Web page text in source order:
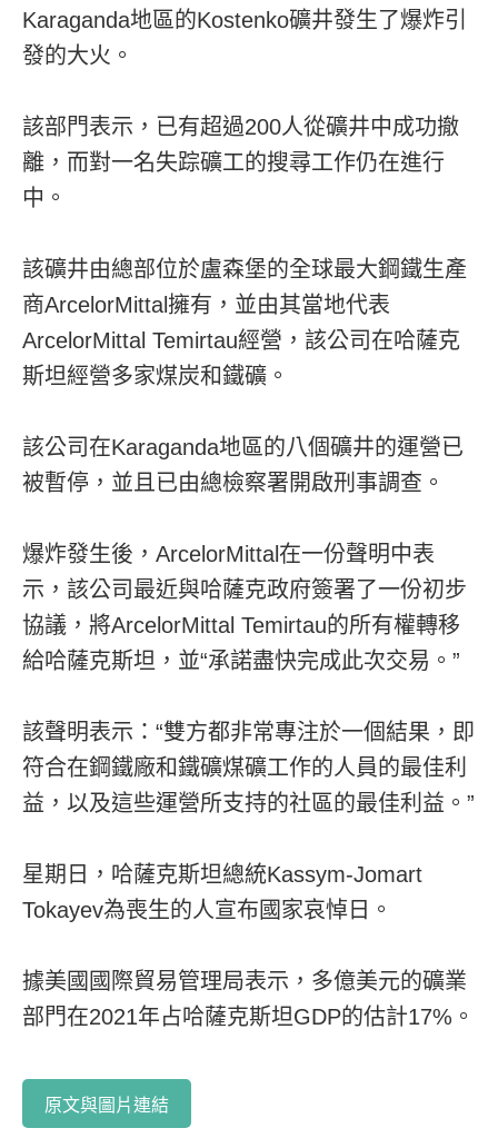
Karaganda地區的Kostenko礦井發生了爆炸引
發的大火。
該部門表示，已有超過200人從礦井中成功撤
離，而對一名失踪礦工的搜尋工作仍在進行
中。
該礦井由總部位於盧森堡的全球最大鋼鐵生產
商ArcelorMittal擁有，並由其當地代表
ArcelorMittal Temirtau經營，該公司在哈薩克
斯坦經營多家煤炭和鐵礦。
該公司在Karaganda地區的八個礦井的運營已
被暫停，並且已由總檢察署開啟刑事調查。
爆炸發生後，ArcelorMittal在一份聲明中表
示，該公司最近與哈薩克政府簽署了一份初步
協議，將ArcelorMittal Temirtau的所有權轉移
給哈薩克斯坦，並“承諾盡快完成此次交易。”
該聲明表示：“雙方都非常專注於一個結果，即
符合在鋼鐵廠和鐵礦煤礦工作的人員的最佳利
益，以及這些運營所支持的社區的最佳利益。”
星期日，哈薩克斯坦總統Kassym-Jomart
Tokayev為喪生的人宣布國家哀悼日。
據美國國際貿易管理局表示，多億美元的礦業
部門在2021年占哈薩克斯坦GDP的估計17%。
原文與圖片連結